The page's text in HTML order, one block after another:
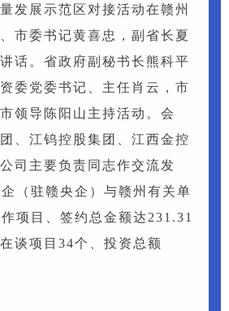
发展示范区对接活动在赣州
市委书记黄喜忠，副省长夏
话。省政府副秘书长熊科平
委党委书记、主任肖云，市
领导陈阳山主持活动。会
、江钨控股集团、江西金控
司主要负责同志作交流发
（驻赣央企）与赣州有关单
项目、签约总金额达231.31
谈项目34个、投资总额